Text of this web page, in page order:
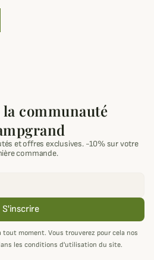
la communauté
et offres exclusives. -10% sur votre
commande.
S'inscrire
tout moment. Vous trouverez pour cela nos
les conditions d'utilisation du site.